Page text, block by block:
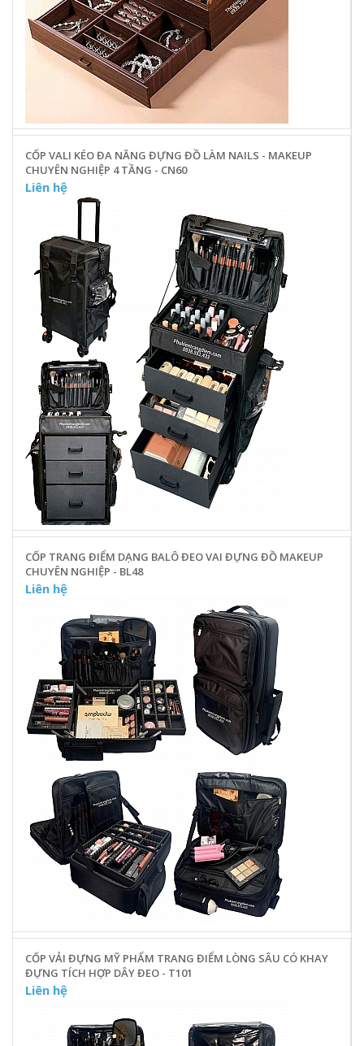
CỐP VALI KÉO ĐA NĂNG ĐỰNG ĐỒ LÀM NAILS - MAKEUP
CHUYÊN NGHIỆP 4 TẦNG - CN60
Liên hệ
CỐP TRANG ĐIỂM DẠNG BALÔ ĐEO VAI ĐỰNG ĐỒ MAKEUP
CHUYÊN NGHIỆP - BL48
Liên hệ
CỐP VẢI ĐỰNG MỸ PHẨM TRANG ĐIỂM LÒNG SÂU CÓ KHAY
ĐỰNG TÍCH HỢP DÂY ĐEO - T101
Liên hệ